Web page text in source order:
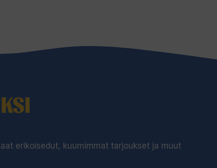
erikoisedut, kuumimmat tarjoukset ja muut